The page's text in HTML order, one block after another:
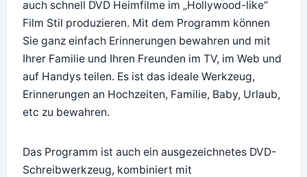
auch schnell DVD Heimfilme im „Hollywood-like“
Film Stil produzieren. Mit dem Programm können
Sie ganz einfach Erinnerungen bewahren und mit
Ihrer Familie und Ihren Freunden im TV, im Web und
auf Handys teilen. Es ist das ideale Werkzeug,
Erinnerungen an Hochzeiten, Familie, Baby, Urlaub,
etc zu bewahren.
Das Programm ist auch ein ausgezeichnetes DVD-
Schreibwerkzeug, kombiniert mit